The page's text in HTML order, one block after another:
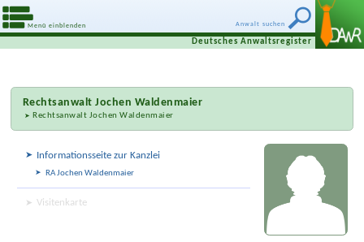
Anwalt suchen
Menü einblenden
Deutsches Anwaltsregister
RechtsanwaltJochen Waldenmaier
Rechtsanwalt Jochen Waldenmaier
Informationsseite zur Kanzlei
RA Jochen Waldenmaier
Visitenkarte